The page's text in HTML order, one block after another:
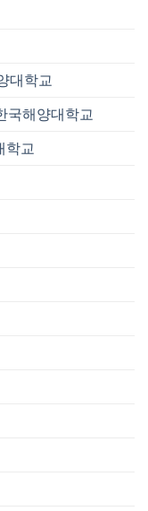
대학교
국해양대학교
학교